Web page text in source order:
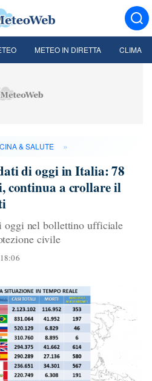
METEO IN DIRETTA CLIMA
& SALUTE »
di oggi in Italia: 78
continua a crollare il
oggi nel bollettino ufficiale
civile